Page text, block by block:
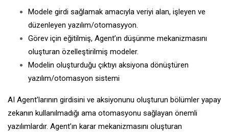
Modele girdi sağlamak amacıyla veriyi alan, işleyen ve
düzenleyen yazılım/otomasyyon.
Görev için eğitilmiş, Agent’ın düşünme mekanizmasını
oluşturan özelleştirilmiş modeler.
Modelin oluşturduğu çıktıyı aksiyona dönüştüren
yazılım/otomasyon sistemi
AI Agent’larının girdisini ve aksiyonunu oluşturun bölümler yapay
zekanın kullanılmadığı ama otomasyonu sağlayan önemli
yazılımlardır. Agent’ın karar mekanizmasını oluşturan